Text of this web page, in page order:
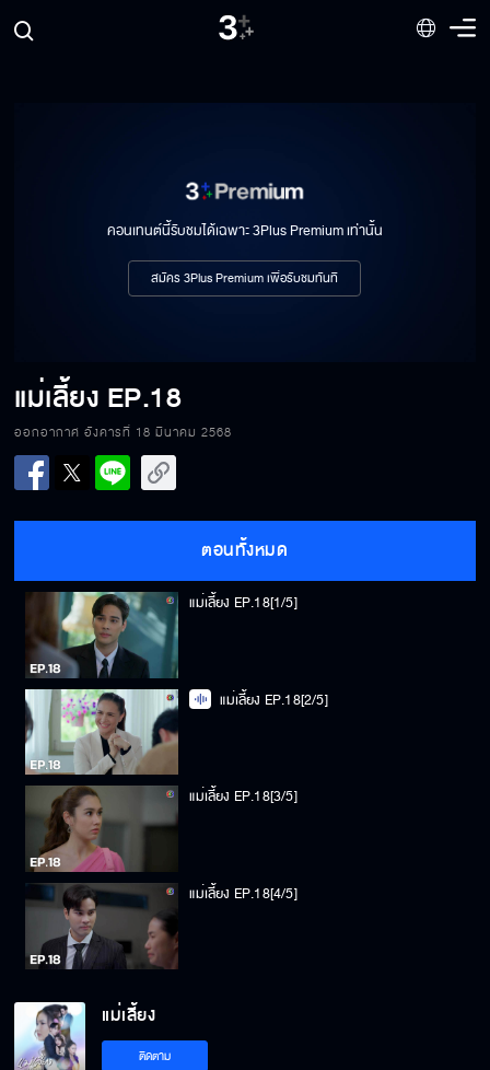
คอนเทนต์นี้รับชมได้เฉพาะ 3Plus Premium เท่านั้น
สมัคร 3Plus Premium เพื่อรับชมทันที
แม่เลี้ยง EP.18
ออกอากาศ อังคารที่ 18 มีนาคม 2568
ตอนทั้งหมด
แม่เลี้ยง EP.18[1/5]
แม่เลี้ยง EP.18[2/5]
แม่เลี้ยง EP.18[3/5]
แม่เลี้ยง EP.18[4/5]
แม่เลี้ยง
ติดตาม